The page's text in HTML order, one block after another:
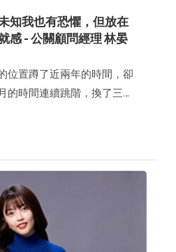
知我也有恐懼，但放在
感 - 公關顧問經理 林晏
位置蹲了近兩年的時間，卻
的時間連續跳階，換了三張
。在本屆Workshop中，除
為獲獎的大熱門贏家。在這
Allen來談談這段過程中，他